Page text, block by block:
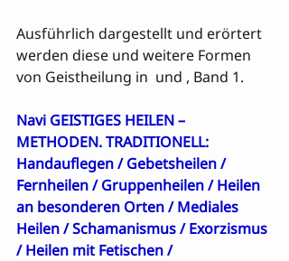
Ausführlich dargestellt und erörtert
werden diese und weitere Formen
von Geistheilung in und , Band 1.
Navi GEISTIGES HEILEN –
METHODEN. TRADITIONELL:
Handauflegen / Gebetsheilen /
Fernheilen / Gruppenheilen / Heilen
an besonderen Orten / Mediales
Heilen / Schamanismus / Exorzismus
/ Heilen mit Fetischen /